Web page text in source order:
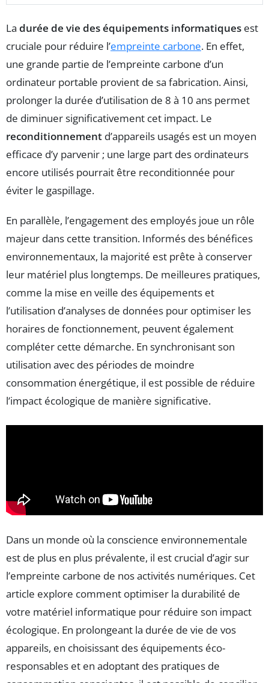
La durée de vie des équipements informatiques est
cruciale pour réduire l’empreinte carbone. En effet,
une grande partie de l’empreinte carbone d’un
ordinateur portable provient de sa fabrication. Ainsi,
prolonger la durée d’utilisation de 8 à 10 ans permet
de diminuer significativement cet impact. Le
reconditionnement d’appareils usagés est un moyen
efficace d’y parvenir ; une large part des ordinateurs
encore utilisés pourrait être reconditionnée pour
éviter le gaspillage.
En parallèle, l’engagement des employés joue un rôle
majeur dans cette transition. Informés des bénéfices
environnementaux, la majorité est prête à conserver
leur matériel plus longtemps. De meilleures pratiques,
comme la mise en veille des équipements et
l’utilisation d’analyses de données pour optimiser les
horaires de fonctionnement, peuvent également
compléter cette démarche. En synchronisant son
utilisation avec des périodes de moindre
consommation énergétique, il est possible de réduire
l’impact écologique de manière significative.
Dans un monde où la conscience environnementale
est de plus en plus prévalente, il est crucial d’agir sur
l’empreinte carbone de nos activités numériques. Cet
article explore comment optimiser la durabilité de
votre matériel informatique pour réduire son impact
écologique. En prolongeant la durée de vie de vos
appareils, en choisissant des équipements éco-
responsables et en adoptant des pratiques de